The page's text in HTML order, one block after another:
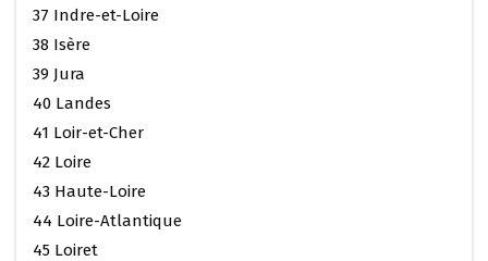
37 Indre-et-Loire
38 Isère
39 Jura
40 Landes
41 Loir-et-Cher
42 Loire
43 Haute-Loire
44 Loire-Atlantique
45 Loiret